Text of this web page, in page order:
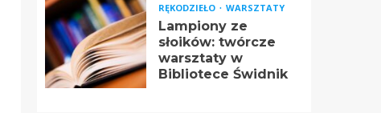
RĘKODZIEŁO WARSZTATY
Lampiony ze
słoików: twórcze
warsztaty w
Bibliotece Świdnik